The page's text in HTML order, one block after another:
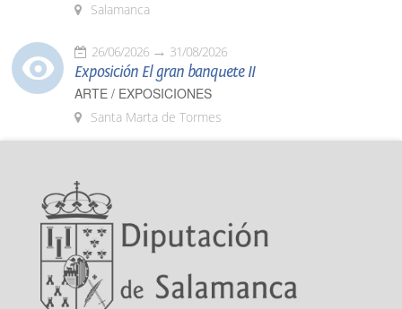
Salamanca
26/06/2026 31/08/2026
Exposición El gran banquete II
ARTE / EXPOSICIONES
Santa Marta de Tormes